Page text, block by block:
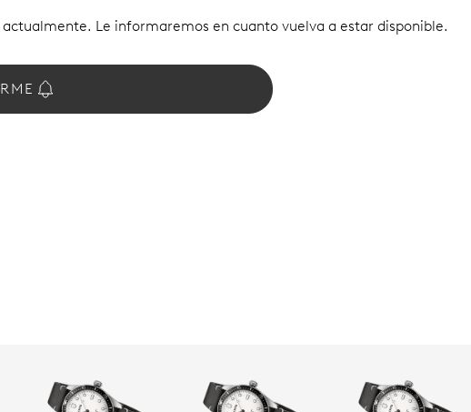
Le informaremos en cuanto vuelva a estar disponible.